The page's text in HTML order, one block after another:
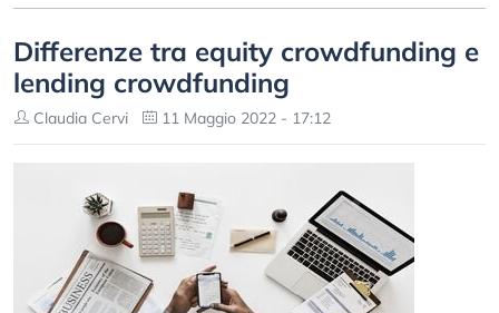
Differenze tra equity crowdfunding e
lending crowdfunding
Claudia Cervi 11 Maggio 2022 - 17:12